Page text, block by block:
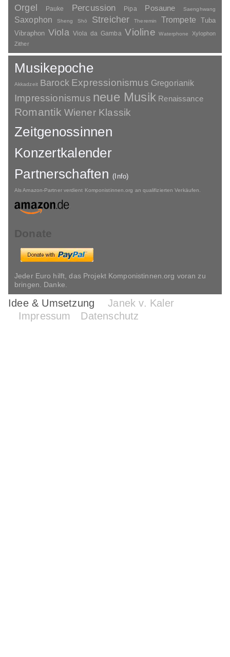
Orgel Pauke Percussion Pipa Posaune Saenghwang
Saxophon Sheng Shō Streicher Theremin Trompete
Tuba
Vibraphon Viola Viola da Gamba Violine Waterphone
Xylophon
Zither
Musikepoche
Akkadzeit Barock Expressionismus Gregorianik
Impressionismus neue Musik Renaissance
Romantik Wiener Klassik
Zeitgenossinnen
Konzertkalender
Partnerschaften(Info)
Als Amazon-Partner verdient Komponistinnen.org an qualifizierten Verkäufen.
Donate
Jeder Euro hilft, das Projekt Komponistinnen.org voran zu
bringen. Danke.
Idee & Umsetzung
Janek v. Kaler
Impressum
Datenschutz